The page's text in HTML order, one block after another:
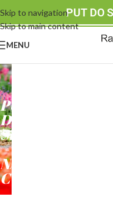
Skip to navigation
Skip to main content
PUT DO
MENU
RASADNIK
MIHALEK
PUT
DO
SREĆE
-
NAŠE
CVEĆE